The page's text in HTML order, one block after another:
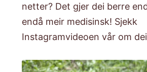
netter? Det gjer dei berre
endå meir medisinsk! Sjekk
Instagramvideoen vår om